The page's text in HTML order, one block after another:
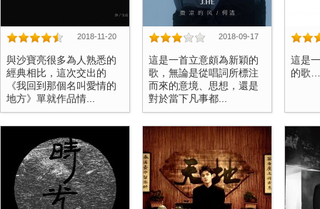
2018-11-20
與沙寶亮很多為人熟悉的
經典相比，這次交出的
《我回到那個名叫愛情的
地方》單就作品情...
2018-09-17
這是一首立意頗為新穎的
歌，無論是從唱詞所標注
而來的意境、思想，還是
對於當下凡事都...
這是
的歌